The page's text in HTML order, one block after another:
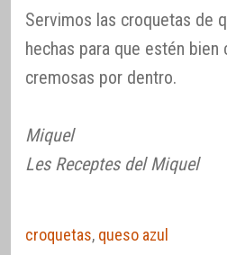
Servimos las croquetas de
hechas para que estén
cremosas por dentro.
Miquel
Les Receptes del Miquel
croquetas, queso azul